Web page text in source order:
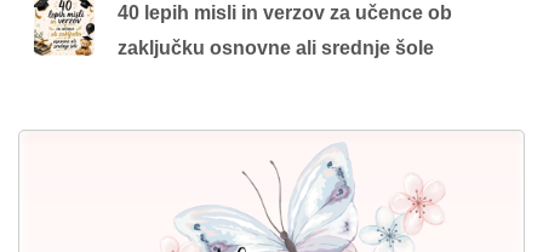
40 lepih misli in verzov za učence ob
zaključku osnovne ali srednje šole